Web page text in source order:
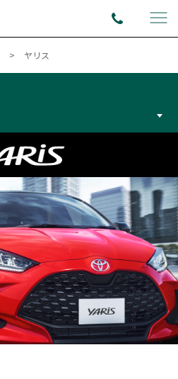
ヤリス